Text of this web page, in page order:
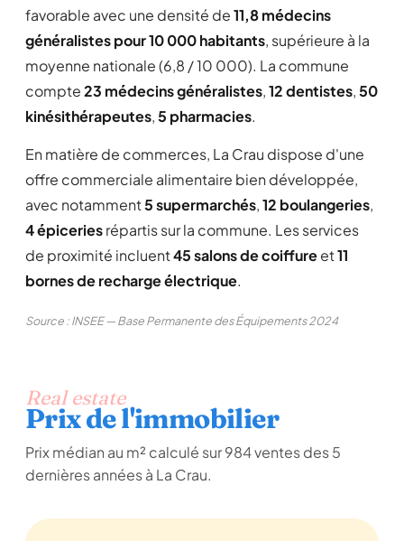
favorable avec une densité de11,8 médecins
généralistes pour 10 000 habitants, supérieure à la
moyenne nationale (6,8 / 10 000). La commune
compte23 médecins généralistes,12 dentistes,50
kinésithérapeutes,5 pharmacies.
En matière de commerces, La Crau dispose d'une
offre commerciale alimentaire bien développée,
avec notamment5 supermarchés,12 boulangeries,
4 épiceriesrépartis sur la commune. Les services
de proximité incluent45 salons de coiffureet11
bornes de recharge électrique.
Source : INSEE — Base Permanente des Équipements 2024
Real estate
Prix de l'immobilier
Prix médian au m² calculé sur 984 ventes des 5
dernières années à La Crau.